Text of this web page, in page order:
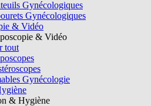
Gynécologiques
Gynécologiques
& Vidéo
& Vidéo
tout
Gynécologie
& Hygiène